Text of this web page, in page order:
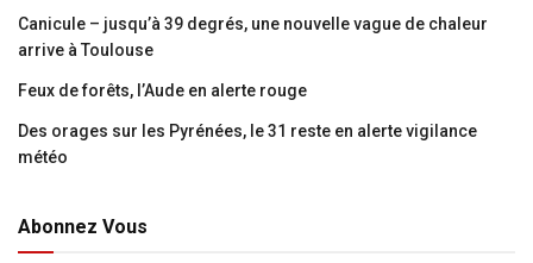
Canicule – jusqu’à 39 degrés, une nouvelle vague de chaleur
arrive à Toulouse
Feux de forêts, l’Aude en alerte rouge
Des orages sur les Pyrénées, le 31 reste en alerte vigilance
météo
Abonnez Vous